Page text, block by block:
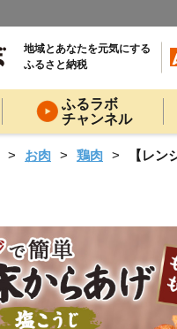
地域とあなたを元気にする
ふるさと納税
ふるラボ
チャンネル
お肉 鶏肉 【レ